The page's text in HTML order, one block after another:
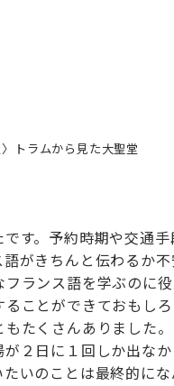
〉トラムから見た大聖堂
す。予約時期や交通
がきちんと伝わるか
ランス語を学ぶのに
ことができておもしろ
たくさんありました
２日に１回しか出な
いのことは最終的に